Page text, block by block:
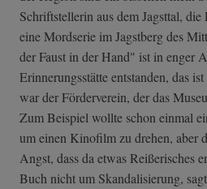
Schriftstellerin aus dem Jagsttal,
eine Mordserie im Jagstberg des
der Faust in der Hand" ist in enger
Erinnerungsstätte entstanden, das
war der Förderverein, der das
Zum Beispiel wollte schon einmal
um einen Kinofilm zu drehen, aber
Angst, dass da etwas Reißerisches
Buch nicht um Skandalisierung,